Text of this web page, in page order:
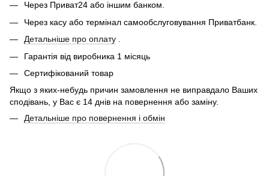
Через Приват24 або іншим банком.
Через касу або термінал самообслуговування Приватбанк.
Детальніше про оплату
Гарантія від виробника 1 місяць
Сертифікований товар
Якщо з яких-небудь причин замовлення не виправдало Ваших
сподівань, у Вас є 14 днів на повернення або заміну.
Детальніше про повернення і обмін